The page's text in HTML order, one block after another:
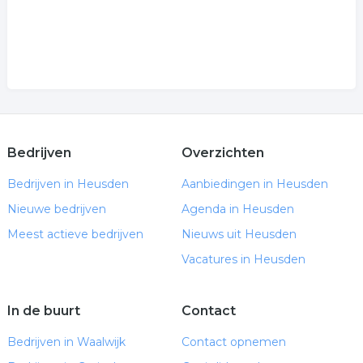
Bedrijven
Bedrijven in Heusden
Nieuwe bedrijven
Meest actieve bedrijven
Overzichten
Aanbiedingen in Heusden
Agenda in Heusden
Nieuws uit Heusden
Vacatures in Heusden
In de buurt
Bedrijven in Waalwijk
Contact
Contact opnemen